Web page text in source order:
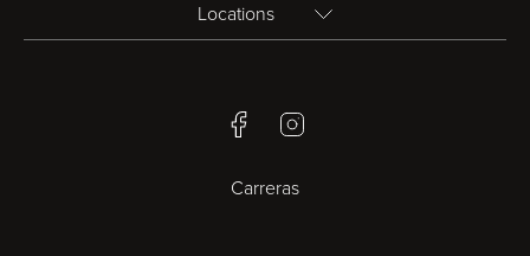
Locations
Bristol
Cambridge
FacebookInstagram
Carreras